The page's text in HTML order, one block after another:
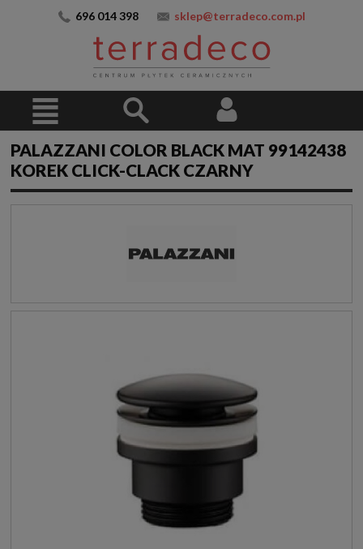
696 014 398 sklep@terradeco.com.pl
PALAZZANI COLOR BLACK MAT 99142438
KOREK CLICK-CLACK CZARNY